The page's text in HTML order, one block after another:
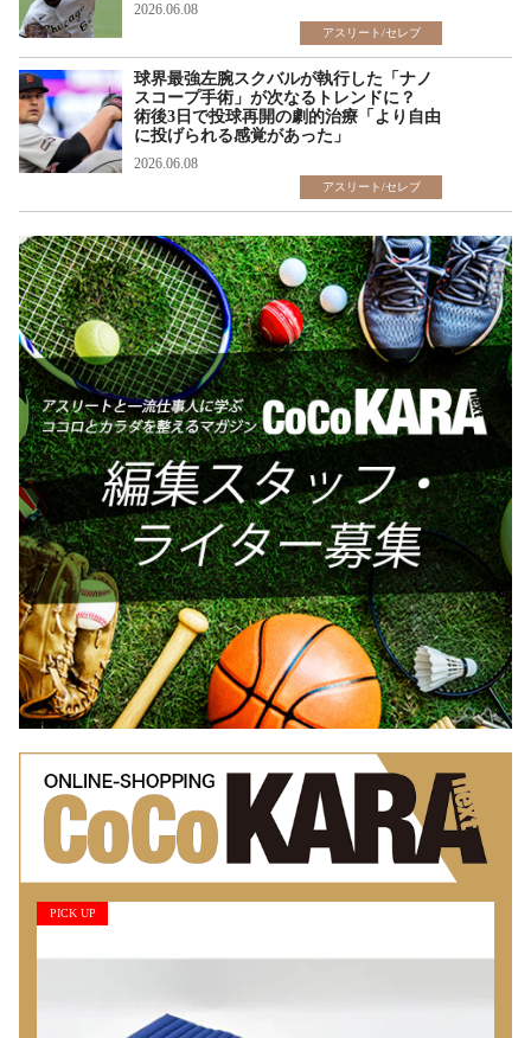
2026.06.08
アスリート/セレブ
球界最強左腕スクバルが執行した「ナノ
スコープ手術」が次なるトレンドに？
術後3日で投球再開の劇的治療「より自由
に投げられる感覚があった」
2026.06.08
アスリート/セレブ
PICK UP